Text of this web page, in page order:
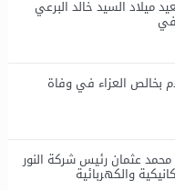
ميلاد السيد خالد البرعي
بخالص العزاء في وفاة
محمد عثمان رئيس شركة النور
والكهربائية